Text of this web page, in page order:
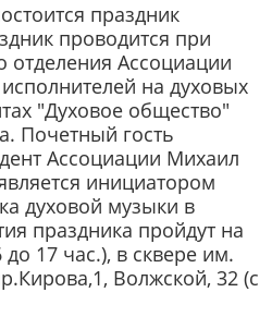
праздник
проводится при
отделения Ассоциации
на духовых
"Духовое общество"
Почетный гость
Ассоциации Михаил
инициатором
духовой музыки в
праздника пройдут на
17 час.), в сквере им.
Волжской, 32 (с